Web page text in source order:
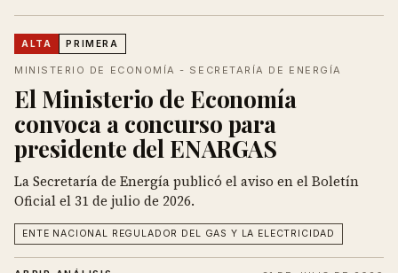
ALTA PRIMERA
MINISTERIO DE ECONOMÍA - SECRETARÍA DE ENERGÍA
El Ministerio de Economía
convoca a concurso para
presidente del ENARGAS
La Secretaría de Energía publicó el aviso en el Boletín
Oficial el 31 de julio de 2026.
ENTE NACIONAL REGULADOR DEL GAS Y LA ELECTRICIDAD